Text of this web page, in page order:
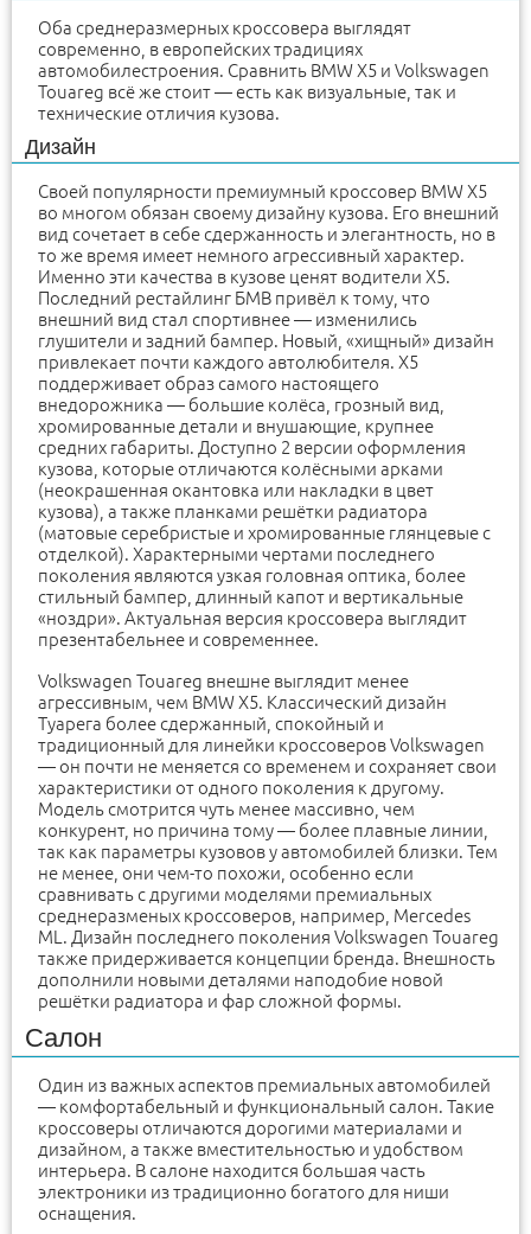
Оба среднеразмерных кроссовера выглядят
современно, в европейских традициях
автомобилестроения. Сравнить BMW X5 и Volkswagen
Touareg всё же стоит — есть как визуальные, так и
технические отличия кузова.
Дизайн
Своей популярности премиумный кроссовер BMW X5
во многом обязан своему дизайну кузова. Его внешний
вид сочетает в себе сдержанность и элегантность, но в
то же время имеет немного агрессивный характер.
Именно эти качества в кузове ценят водители X5.
Последний рестайлинг БМВ привёл к тому, что
внешний вид стал спортивнее — изменились
глушители и задний бампер. Новый, «хищный» дизайн
привлекает почти каждого автолюбителя. X5
поддерживает образ самого настоящего
внедорожника — большие колёса, грозный вид,
хромированные детали и внушающие, крупнее
средних габариты. Доступно 2 версии оформления
кузова, которые отличаются колёсными арками
(неокрашенная окантовка или накладки в цвет
кузова), а также планками решётки радиатора
(матовые серебристые и хромированные глянцевые с
отделкой). Характерными чертами последнего
поколения являются узкая головная оптика, более
стильный бампер, длинный капот и вертикальные
«ноздри». Актуальная версия кроссовера выглядит
презентабельнее и современнее.
Volkswagen Touareg внешне выглядит менее
агрессивным, чем BMW X5. Классический дизайн
Туарега более сдержанный, спокойный и
традиционный для линейки кроссоверов Volkswagen
— он почти не меняется со временем и сохраняет свои
характеристики от одного поколения к другому.
Модель смотрится чуть менее массивно, чем
конкурент, но причина тому — более плавные линии,
так как параметры кузовов у автомобилей близки. Тем
не менее, они чем-то похожи, особенно если
сравнивать с другими моделями премиальных
среднеразменых кроссоверов, например, Mercedes
ML. Дизайн последнего поколения Volkswagen Touareg
также придерживается концепции бренда. Внешность
дополнили новыми деталями наподобие новой
решётки радиатора и фар сложной формы.
Салон
Один из важных аспектов премиальных автомобилей
— комфортабельный и функциональный салон. Такие
кроссоверы отличаются дорогими материалами и
дизайном, а также вместительностью и удобством
интерьера. В салоне находится большая часть
электроники из традиционно богатого для ниши
оснащения.